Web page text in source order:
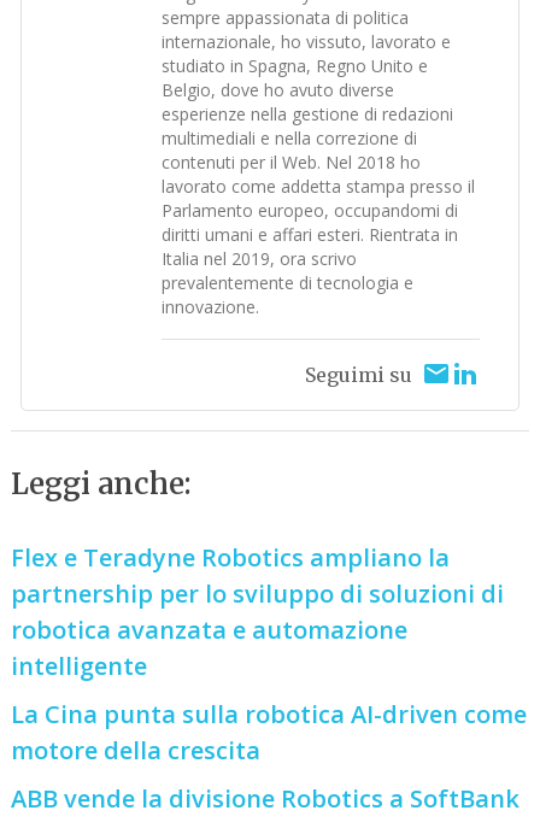
sempre appassionata di politica
internazionale, ho vissuto, lavorato e
studiato in Spagna, Regno Unito e
Belgio, dove ho avuto diverse
esperienze nella gestione di redazioni
multimediali e nella correzione di
contenuti per il Web. Nel 2018 ho
lavorato come addetta stampa presso il
Parlamento europeo, occupandomi di
diritti umani e affari esteri. Rientrata in
Italia nel 2019, ora scrivo
prevalentemente di tecnologia e
innovazione.
Seguimi su
Leggi anche:
Flex e Teradyne Robotics ampliano la
partnership per lo sviluppo di soluzioni di
robotica avanzata e automazione
intelligente
La Cina punta sulla robotica AI-driven come
motore della crescita
ABB vende la divisione Robotics a SoftBank